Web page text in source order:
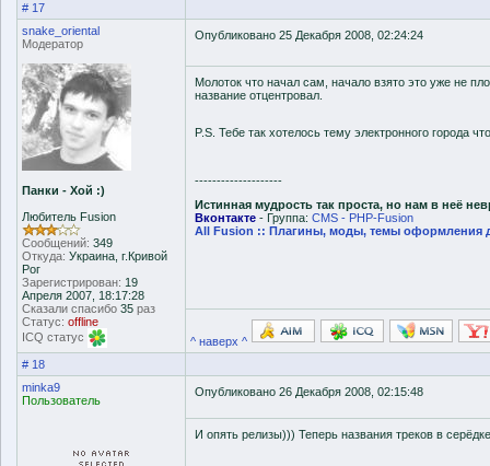
# 17
snake_oriental
Модератор
Панки - Хой :)
Любитель Fusion
Сообщений: 349
Откуда: Украина, г.Кривой
Рог
Зарегистрирован: 19
Апреля 2007, 18:17:28
Сказали спасибо 35 раз
Статус: offline
ICQ статус
Опубликовано 25 Декабря 2008, 02:24:24
Молоток что начал сам, начало взято это уже не
название отцентровал.
P.S. Тебе так хотелось тему электронного города
--------------------
Истинная мудрость так проста, но нам в неё
Вконтакте - Группа: CMS - PHP-Fusion
All Fusion :: Плагины, моды, темы оформления
^ наверх ^
# 18
minka9
Пользователь
Опубликовано 26 Декабря 2008, 02:15:48
И опять релизы))) Теперь названия треков в